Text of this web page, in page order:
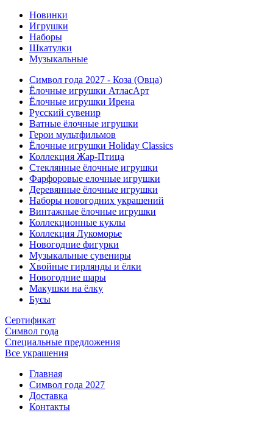
Новинки
Игрушки
Наборы
Шкатулки
Музыкальные
Символ года 2027 - Коза (Овца)
Ёлочные игрушки АтласАрт
Ёлочные игрушки Ирена
Русский сувенир
Ватные ёлочные игрушки
Герои мультфильмов
Ёлочные игрушки Holiday Classics
Коллекция Жар-Птица
Стеклянные ёлочные игрушки
Фарфоровые елочные игрушки
Деревянные ёлочные игрушки
Наборы новогодних украшений
Винтажные ёлочные игрушки
Коллекционные куклы
Коллекция Лукоморье
Новогодние фигурки
Музыкальные сувениры
Хвойные гирлянды и ёлки
Новогодние шары
Макушки на ёлку
Бусы
Сертификат
Символ года
Специальные предложения
Все украшения
Главная
Символ года 2027
Доставка
Контакты